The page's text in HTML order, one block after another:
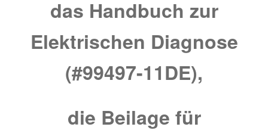
das Handbuch zur
Elektrischen Diagnose
(#99497-11DE),
die Beilage für